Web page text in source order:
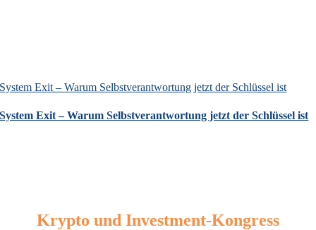
System Exit – Warum Selbstverantwortung jetzt der Schlüssel ist
System Exit – Warum Selbstverantwortung jetzt der Schlüssel ist
Krypto und Investment-Kongress